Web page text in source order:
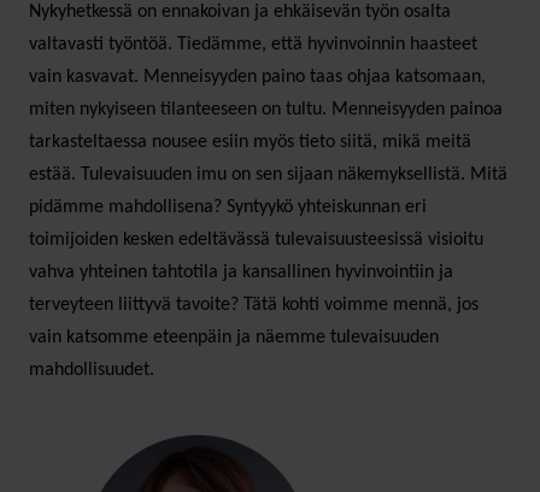
Nykyhetkessä on ennakoivan ja ehkäisevän työn osalta
valtavasti työntöä. Tiedämme, että hyvinvoinnin haasteet
vain kasvavat. Menneisyyden paino taas ohjaa katsomaan,
miten nykyiseen tilanteeseen on tultu. Menneisyyden painoa
tarkasteltaessa nousee esiin myös tieto siitä, mikä meitä
estää. Tulevaisuuden imu on sen sijaan näkemyksellistä. Mitä
pidämme mahdollisena? Syntyykö yhteiskunnan eri
toimijoiden kesken edeltävässä tulevaisuusteesissä visioitu
vahva yhteinen tahtotila ja kansallinen hyvinvointiin ja
terveyteen liittyvä tavoite? Tätä kohti voimme mennä, jos
vain katsomme eteenpäin ja näemme tulevaisuuden
mahdollisuudet.